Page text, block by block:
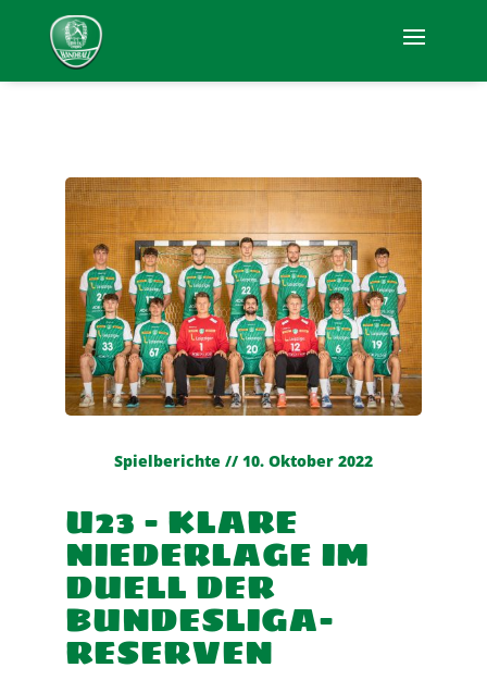
Spielberichte // 10. Oktober 2022
U23 – KLARE
NIEDERLAGE IM
DUELL DER
BUNDESLIGA-
RESERVEN